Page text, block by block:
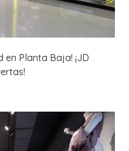
en Planta Baja! ¡JD